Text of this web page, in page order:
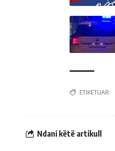
ETIKETUAR:
Ndani këtë artikull